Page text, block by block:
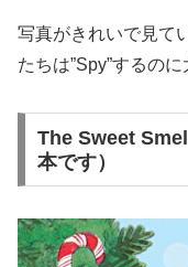
写真がきれいで見て
たちは”Spy”するの
The Sweet
本です）